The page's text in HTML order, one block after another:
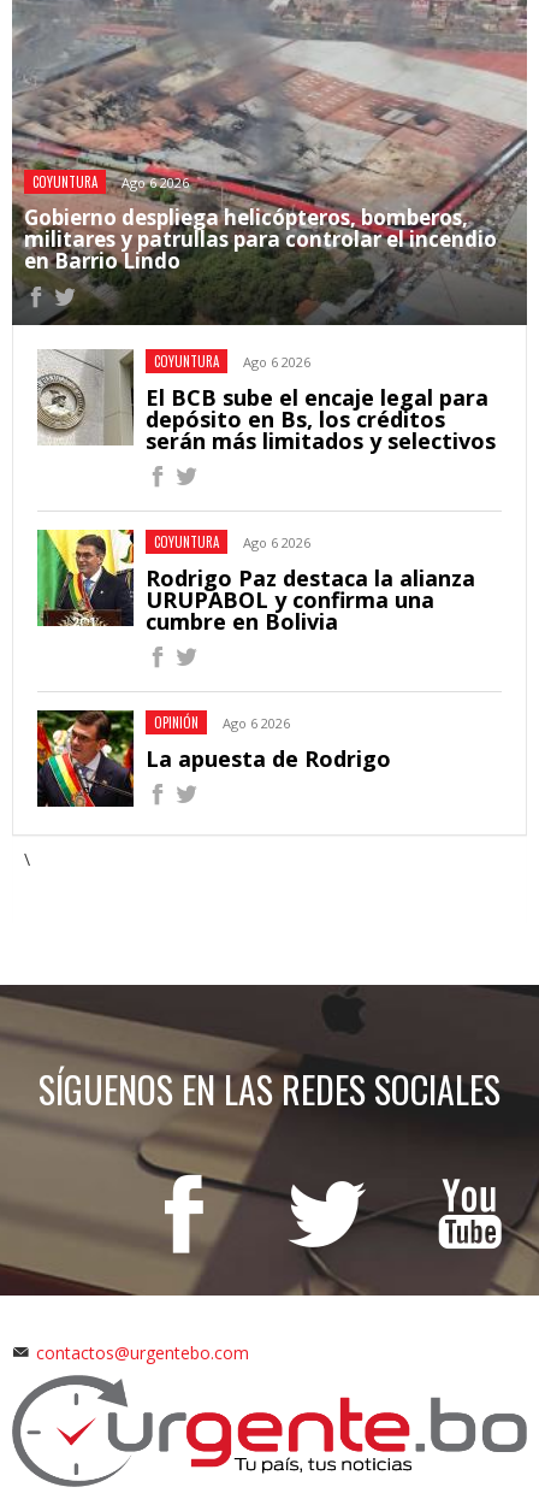
COYUNTURA Ago 6 2026
Gobierno despliega helicópteros, bomberos,
militares y patrullas para controlar el incendio
en Barrio Lindo
COYUNTURA Ago 6 2026
El BCB sube el encaje legal para
depósito en Bs, los créditos
serán más limitados y selectivos
COYUNTURA Ago 6 2026
Rodrigo Paz destaca la alianza
URUPABOL y confirma una
cumbre en Bolivia
OPINIÓN Ago 6 2026
La apuesta de Rodrigo
\
SÍGUENOS EN LAS REDES SOCIALES
contactos@urgentebo.com